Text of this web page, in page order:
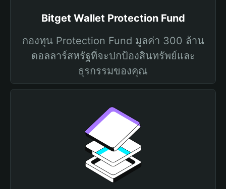
Bitget Wallet Protection Fund
กองทุน Protection Fund มูลค่า 300 ล้าน
ดอลลาร์สหรัฐที่จะปกป้องสินทรัพย์และ
ธุรกรรมของคุณ